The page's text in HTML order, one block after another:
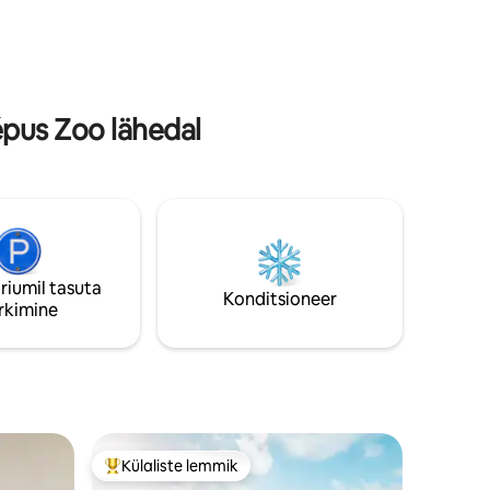
Zoo lähedal
tasuta
Konditsioneer
Külaliste suur lemmik
Külaliste lemmik